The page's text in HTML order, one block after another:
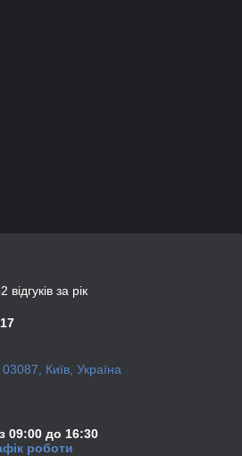
за рік
Київ, Україна
09:00 до 16:30
роботи